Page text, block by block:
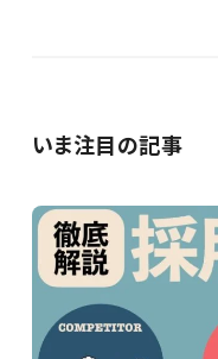
いま注目の記事